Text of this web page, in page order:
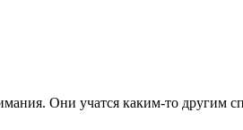
Они учатся каким-то другим